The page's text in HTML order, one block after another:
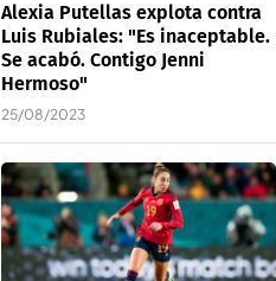
Alexia Putellas explota contra
Luis Rubiales: "Es inaceptable.
Se acabó. Contigo Jenni
Hermoso"
25/08/2023